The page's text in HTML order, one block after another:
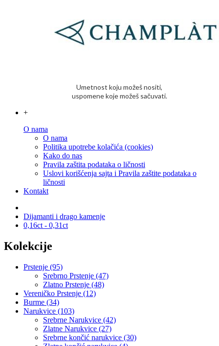
Umetnost koju možeš nositi,
uspomene koje možeš sačuvati.
+
O nama
O nama
Politika upotrebe kolačića (cookies)
Kako do nas
Pravila zaštita podataka o ličnosti
Uslovi korišćenja sajta i Pravila zaštite podataka o
ličnosti
Kontakt
Dijamanti i drago kamenje
0,16ct - 0,31ct
Kolekcije
Prstenje (95)
Srebrno Prstenje (47)
Zlatno Prstenje (48)
Vereničko Prstenje (12)
Burme (34)
Narukvice (103)
Srebrne Narukvice (42)
Zlatne Narukvice (27)
Srebrne končić narukvice (30)